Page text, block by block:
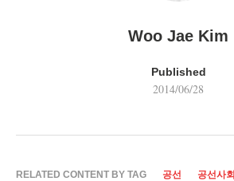
Woo Jae Kim
Published
2014/06/28
RELATED CONTENT BY TAG 공선 공선사회